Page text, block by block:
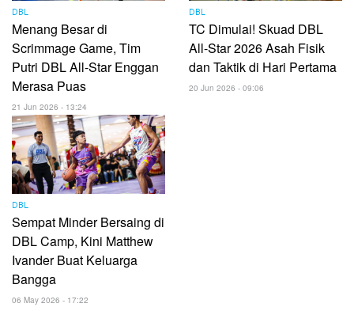
DBL
Menang Besar di
Scrimmage Game, Tim
Putri DBL All-Star Enggan
Merasa Puas
21 Jun 2026 - 13:24
DBL
TC Dimulai! Skuad DBL
All-Star 2026 Asah Fisik
dan Taktik di Hari Pertama
20 Jun 2026 - 09:06
DBL
Sempat Minder Bersaing di
DBL Camp, Kini Matthew
Ivander Buat Keluarga
Bangga
06 May 2026 - 17:22